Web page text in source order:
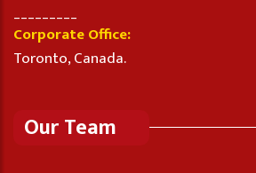
Corporate Office:
Toronto, Canada.
Our Team